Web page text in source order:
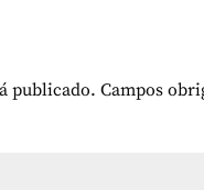
publicado. Campos